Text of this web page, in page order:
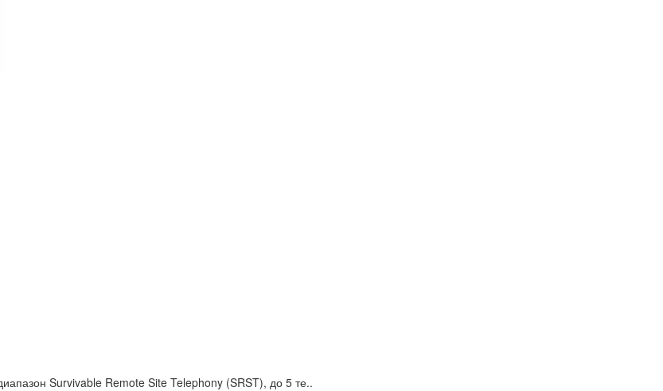
Survivable Remote Site Telephony (SRST), до 5 те..